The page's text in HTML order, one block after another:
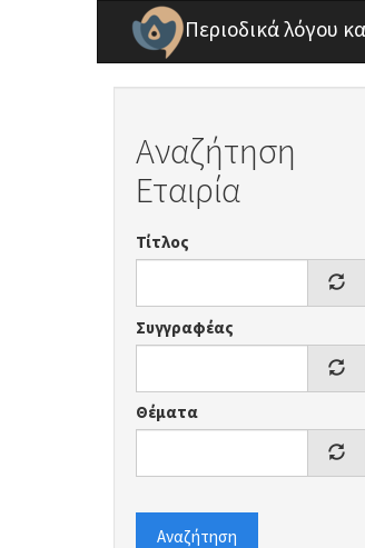
Παράκαμψη προς το κυρίως περιεχόμενο
Περιοδικά λόγου
Αναζήτηση
Εταιρία
Τίτλος
Συγγραφέας
Θέματα
Αναζήτηση